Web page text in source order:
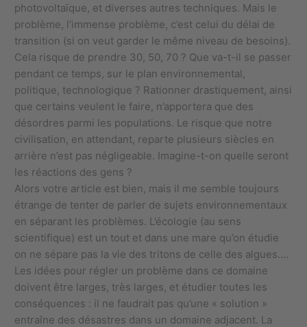
photovoltaïque, et diverses autres techniques. Mais le
problème, l’immense problème, c’est celui du délai de
transition (si on veut garder le même niveau de besoins).
Cela risque de prendre 30, 50, 70 ? Que va-t-il se passer
pendant ce temps, sur le plan environnemental,
politique, technologique ? Rationner drastiquement, ainsi
que certains veulent le faire, n’apportera que des
désordres parmi les populations. Le risque que notre
civilisation, en attendant, reparte plusieurs siècles en
arrière n’est pas négligeable. Imagine-t-on quelle seront
les réactions des gens ?
Alors votre article est bien, mais il me semble toujours
étrange de tenter de parler de sujets environnementaux
en séparant les problèmes. L’écologie (au sens
scientifique) est un tout et dans une mare qu’on étudie
on ne sépare pas la vie des tritons de celle des algues….
Les idées pour régler un problème dans ce domaine
doivent être larges, très larges, et étudier toutes les
conséquences : il ne faudrait pas qu’une « solution »
entraîne des désastres dans un domaine adjacent. La